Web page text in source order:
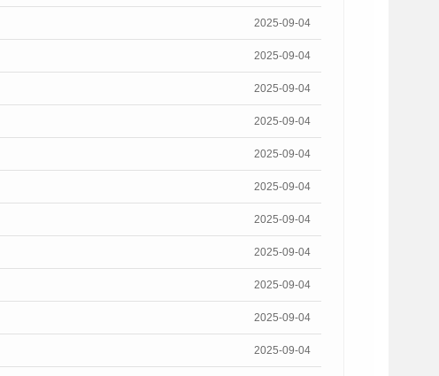
2025-09-04
2025-09-04
2025-09-04
2025-09-04
2025-09-04
2025-09-04
2025-09-04
2025-09-04
2025-09-04
2025-09-04
2025-09-04